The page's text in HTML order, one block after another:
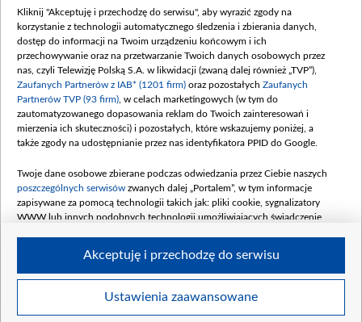
Procedura zgłoszeń wewnętrznych
Kliknij "Akceptuję i przechodzę do serwisu", aby wyrazić zgody na
korzystanie z technologii automatycznego śledzenia i zbierania danych,
dostęp do informacji na Twoim urządzeniu końcowym i ich
przechowywanie oraz na przetwarzanie Twoich danych osobowych przez
nas, czyli Telewizję Polską S.A. w likwidacji (zwaną dalej również „TVP”),
Zaufanych Partnerów z IAB* (1201 firm) oraz pozostałych Zaufanych
Partnerów TVP (93 firm) , w celach marketingowych (w tym do
zautomatyzowanego dopasowania reklam do Twoich zainteresowań i
mierzenia ich skuteczności) i pozostałych, które wskazujemy poniżej, a
także zgody na udostępnianie przez nas identyfikatora PPID do Google.
Twoje dane osobowe zbierane podczas odwiedzania przez Ciebie naszych
poszczególnych serwisów zwanych dalej „Portalem”, w tym informacje
zapisywane za pomocą technologii takich jak: pliki cookie, sygnalizatory
WWW lub innych podobnych technologii umożliwiających świadczenie
Twoje dane osobowe zbierane podczas odwiedzania przez Ciebie
Ustawienia zaawansowane
Akceptuję i przechodzę do serwisu